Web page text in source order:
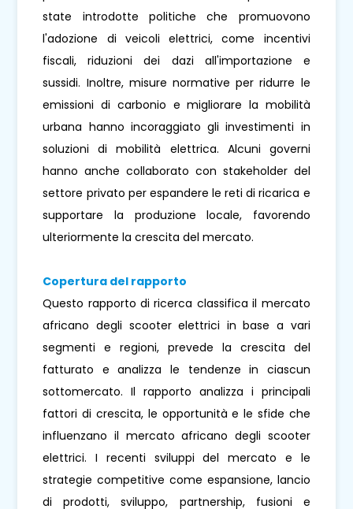
state introdotte politiche che promuovono
l'adozione di veicoli elettrici, come incentivi
fiscali, riduzioni dei dazi all'importazione e
sussidi. Inoltre, misure normative per ridurre le
emissioni di carbonio e migliorare la mobilità
urbana hanno incoraggiato gli investimenti in
soluzioni di mobilità elettrica. Alcuni governi
hanno anche collaborato con stakeholder del
settore privato per espandere le reti di ricarica e
supportare la produzione locale, favorendo
ulteriormente la crescita del mercato.
Copertura del rapporto
Questo rapporto di ricerca classifica il mercato
africano degli scooter elettrici in base a vari
segmenti e regioni, prevede la crescita del
fatturato e analizza le tendenze in ciascun
sottomercato. Il rapporto analizza i principali
fattori di crescita, le opportunità e le sfide che
influenzano il mercato africano degli scooter
elettrici. I recenti sviluppi del mercato e le
strategie competitive come espansione, lancio
di prodotti, sviluppo, partnership, fusioni e